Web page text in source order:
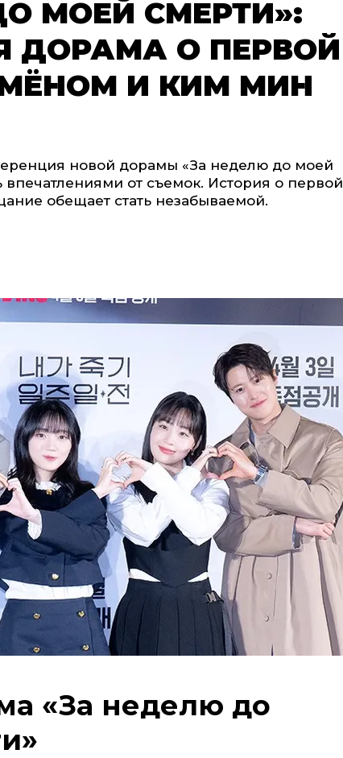
МОЕЙ СМЕРТИ»:
ДОРАМА О ПЕРВОЙ
И КИМ МИН
новой дорамы «За неделю до моей
впечатлениями от съемок. История о первой
обещает стать незабываемой.
«За неделю до